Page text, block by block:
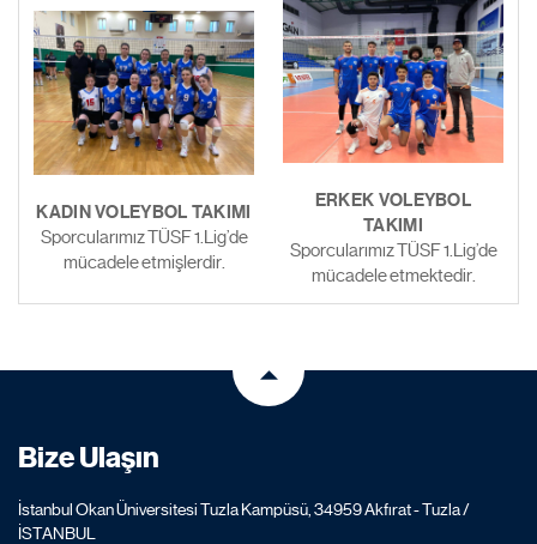
KADIN VOLEYBOL TAKIMI
Sporcularımız TÜSF 1.Lig’de
mücadele etmişlerdir.
ERKEK VOLEYBOL
TAKIMI
Sporcularımız TÜSF 1.Lig’de
mücadele etmektedir.
Bize Ulaşın
İstanbul Okan Üniversitesi Tuzla Kampüsü, 34959 Akfırat - Tuzla /
İSTANBUL